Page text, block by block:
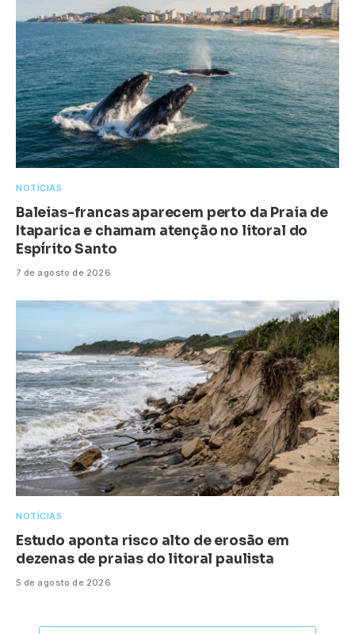
NOTÍCIAS
Baleias-francas aparecem perto da Praia de
Itaparica e chamam atenção no litoral do
Espírito Santo
7 de agosto de 2026
NOTÍCIAS
Estudo aponta risco alto de erosão em
dezenas de praias do litoral paulista
5 de agosto de 2026